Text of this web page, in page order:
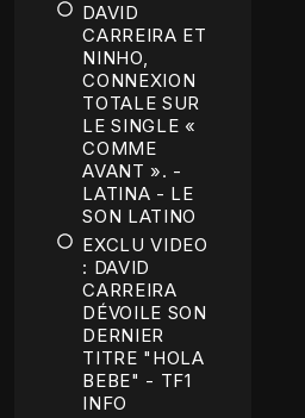
DAVID
CARREIRA ET
NINHO,
CONNEXION
TOTALE SUR
LE SINGLE «
COMME
AVANT ». -
LATINA - LE
SON LATINO
EXCLU VIDEO
: DAVID
CARREIRA
DÉVOILE SON
DERNIER
TITRE "HOLA
BEBE" - TF1
INFO